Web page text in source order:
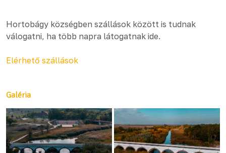
Hortobágy községben szállások között is tudnak
válogatni, ha több napra látogatnak ide.
Elérhető szállások
Galéria